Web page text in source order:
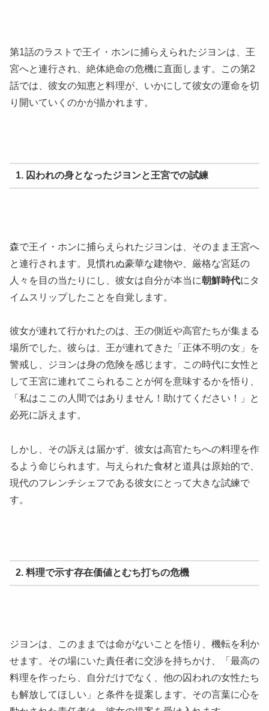
第1話のラストで王イ・ホンに捕らえられたジヨンは、王
宮へと連行され、絶体絶命の危機に直面します。この第2
話では、彼女の知恵と料理が、いかにして彼女の運命を切
り開いていくのかが描かれます。
1. 囚われの身となったジヨンと王宮での試練
森で王イ・ホンに捕らえられたジヨンは、そのまま王宮へ
と連行されます。見慣れぬ豪華な建物や、厳格な宮廷の
人々を目の当たりにし、彼女は自分が本当に朝鮮時代にタ
イムスリップしたことを自覚します。
彼女が連れて行かれたのは、王の側近や高官たちが集まる
場所でした。彼らは、王が連れてきた「正体不明の女」を
警戒し、ジヨンは身の危険を感じます。この時代に女性と
して王宮に連れてこられることが何を意味するかを悟り、
「私はここの人間ではありません！助けてください！」と
必死に訴えます。
しかし、その訴えは届かず、彼女は高官たちへの料理を作
るよう命じられます。与えられた食材と道具は原始的で、
現代のフレンチシェフである彼女にとって大きな試練で
す。
2. 料理で示す存在価値とむち打ちの危機
ジヨンは、このままでは命がないことを悟り、機転を利か
せます。その場にいた責任者に交渉を持ちかけ、「最高の
料理を作ったら、自分だけでなく、他の囚われの女性たち
も解放してほしい」と条件を提案します。その言葉に心を